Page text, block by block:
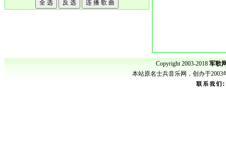
Copyright 2003-2018 军歌
本站原名士兵音乐网，创办于